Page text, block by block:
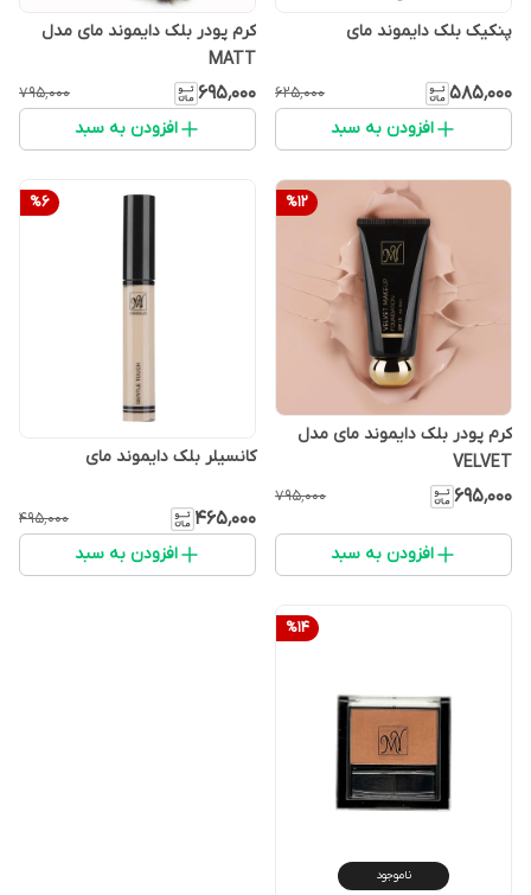
پنکیک بلک دایموند مای
۵۸۵٬۰۰۰ ۶۲۵٬۰۰۰
افزودن به سبد
کرم پودر بلک دایموند مای مدل
MATT
۶۹۵٬۰۰۰ ۷۹۵٬۰۰۰
افزودن به سبد
%12
کرم پودر بلک دایموند مای مدل
VELVET
۶۹۵٬۰۰۰ ۷۹۵٬۰۰۰
افزودن به سبد
%6
کانسیلر بلک دایموند مای
۴۶۵٬۰۰۰ ۴۹۵٬۰۰۰
افزودن به سبد
%14
ناموجود